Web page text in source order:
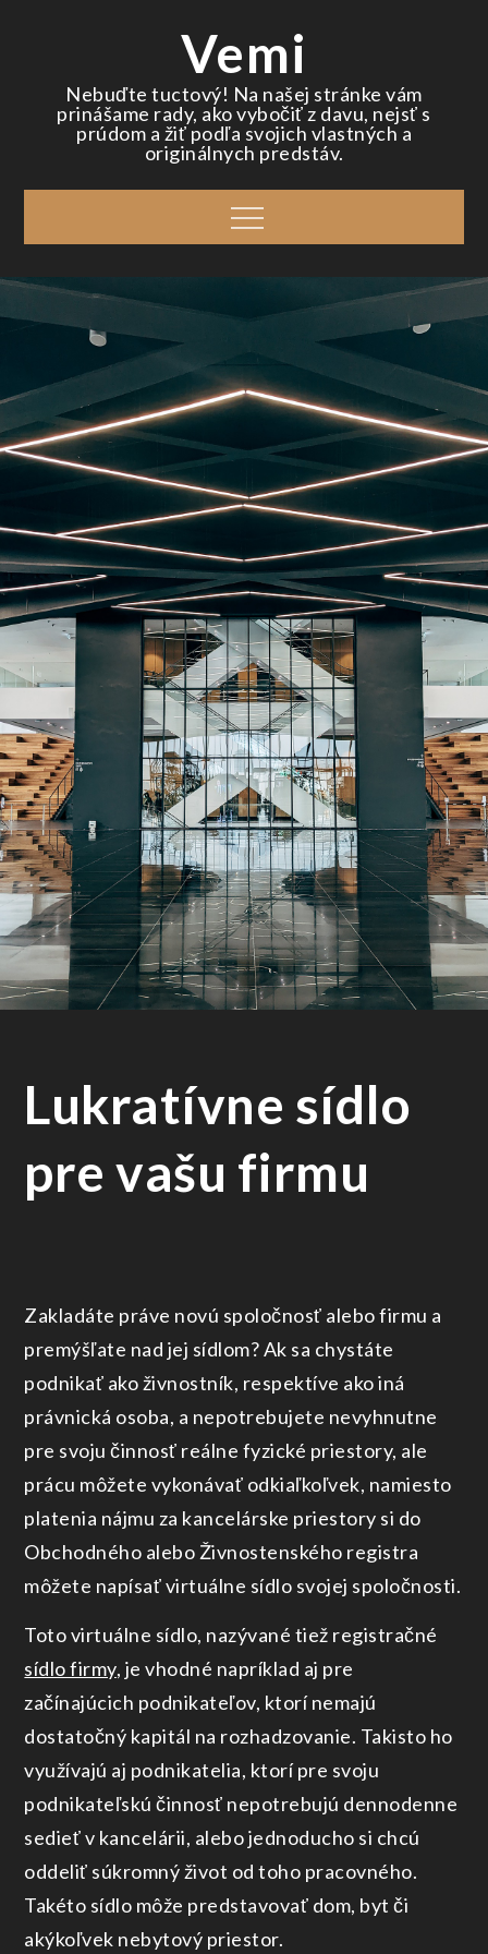
Vemi
Nebuďte tuctový! Na našej stránke vám
prinášame rady, ako vybočiť z davu, nejsť s
prúdom a žiť podľa svojich vlastných a
originálnych predstáv.
Menu
Lukratívne sídlo
pre vašu firmu
Zakladáte práve novú spoločnosť alebo firmu a
premýšľate nad jej sídlom? Ak sa chystáte
podnikať ako živnostník, respektíve ako iná
právnická osoba, a nepotrebujete nevyhnutne
pre svoju činnosť reálne fyzické priestory, ale
prácu môžete vykonávať odkiaľkoľvek, namiesto
platenia nájmu za kancelárske priestory si do
Obchodného alebo Živnostenského registra
môžete napísať virtuálne sídlo svojej spoločnosti.
Toto virtuálne sídlo, nazývané tiež registračné
sídlo firmy, je vhodné napríklad aj pre
začínajúcich podnikateľov, ktorí nemajú
dostatočný kapitál na rozhadzovanie. Takisto ho
využívajú aj podnikatelia, ktorí pre svoju
podnikateľskú činnosť nepotrebujú dennodenne
sedieť v kancelárii, alebo jednoducho si chcú
oddeliť súkromný život od toho pracovného.
Takéto sídlo môže predstavovať dom, byt či
akýkoľvek nebytový priestor.